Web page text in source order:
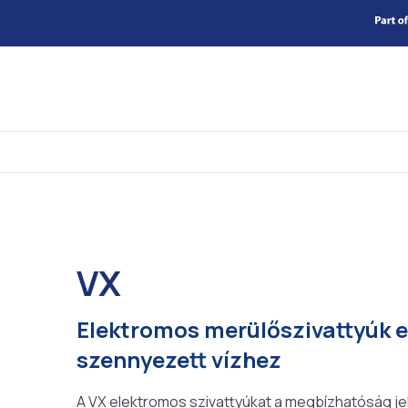
VX
Elektromos merülőszivattyúk
szennyezett vízhez
A VX elektromos szivattyúkat a megbízhatóság